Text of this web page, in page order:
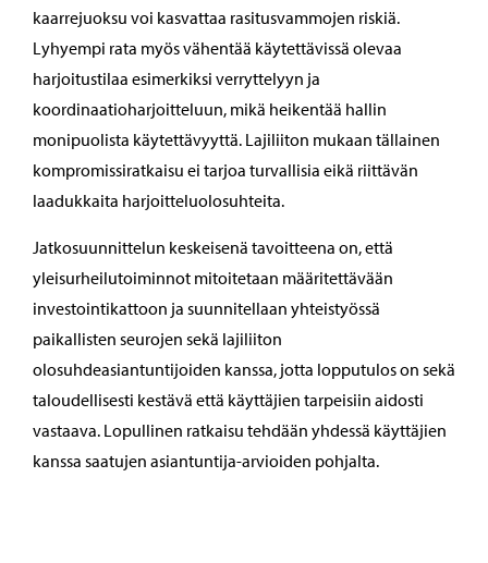
kaarrejuoksu voi kasvattaa rasitusvammojen riskiä.
Lyhyempi rata myös vähentää käytettävissä olevaa
harjoitustilaa esimerkiksi verryttelyyn ja
koordinaatioharjoitteluun, mikä heikentää hallin
monipuolista käytettävyyttä. Lajiliiton mukaan tällainen
kompromissiratkaisu ei tarjoa turvallisia eikä riittävän
laadukkaita harjoitteluolosuhteita.
Jatkosuunnittelun keskeisenä tavoitteena on, että
yleisurheilutoiminnot mitoitetaan määritettävään
investointikattoon ja suunnitellaan yhteistyössä
paikallisten seurojen sekä lajiliiton
olosuhdeasiantuntijoiden kanssa, jotta lopputulos on sekä
taloudellisesti kestävä että käyttäjien tarpeisiin aidosti
vastaava. Lopullinen ratkaisu tehdään yhdessä käyttäjien
kanssa saatujen asiantuntija-arvioiden pohjalta.